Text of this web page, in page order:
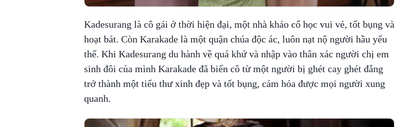
Kadesurang là cô gái ở thời hiện đại, một nhà khảo cổ học vui vẻ, tốt bụng và
hoạt bát. Còn Karakade là một quận chúa độc ác, luôn nạt nộ người hầu yếu
thế. Khi Kadesurang du hành về quá khứ và nhập vào thân xác người chị em
sinh đôi của mình Karakade đã biến cô từ một người bị ghét cay ghét đắng
trở thành một tiểu thư xinh đẹp và tốt bụng, cảm hóa được mọi người xung
quanh.